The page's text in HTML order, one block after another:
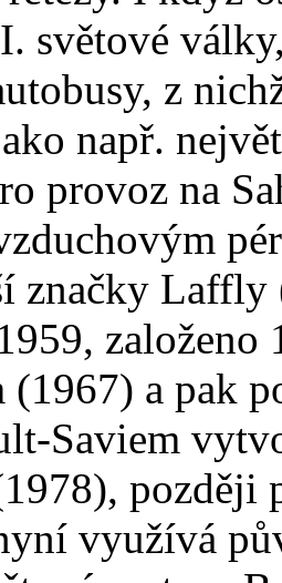
světové
z
např.
provoz na
značky Laffly
založeno
(1967) a pak
Saviem
později
využívá